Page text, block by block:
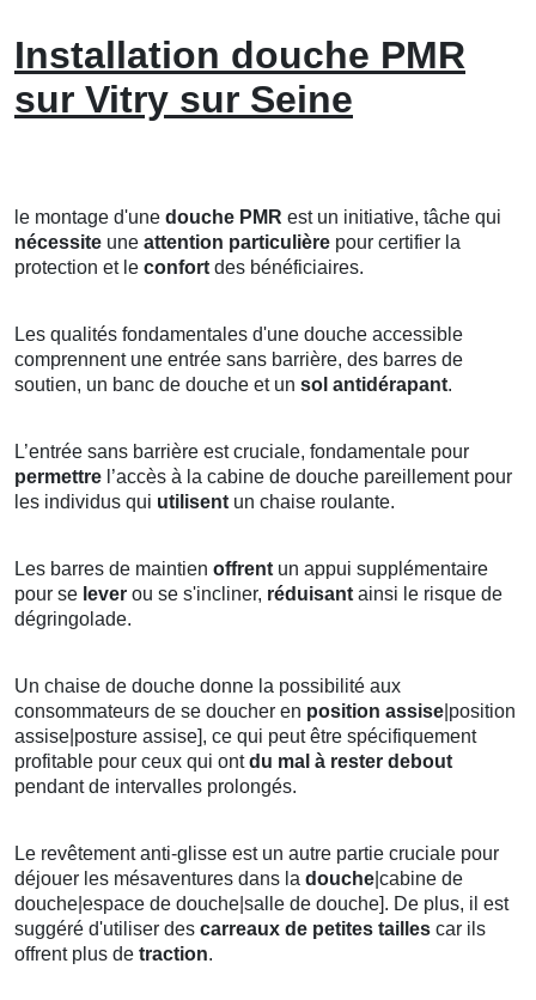
Installation douche PMR
sur Vitry sur Seine
le montage d'une douche PMR est un initiative, tâche qui
nécessite une attention particulière pour certifier la
protection et le confort des bénéficiaires.
Les qualités fondamentales d'une douche accessible
comprennent une entrée sans barrière, des barres de
soutien, un banc de douche et un sol antidérapant.
L’entrée sans barrière est cruciale, fondamentale pour
permettre l’accès à la cabine de douche pareillement pour
les individus qui utilisent un chaise roulante.
Les barres de maintien offrent un appui supplémentaire
pour se lever ou se s'incliner, réduisant ainsi le risque de
dégringolade.
Un chaise de douche donne la possibilité aux
consommateurs de se doucher en position assise |position
assise|posture assise], ce qui peut être spécifiquement
profitable pour ceux qui ontdu mal à rester debout
pendant de intervalles prolongés.
Le revêtement anti-glisse est un autre partie cruciale pour
déjouer les mésaventures dans la douche |cabine de
douche|espace de douche|salle de douche]. De plus, il est
suggéré d'utiliser des carreaux de petites tailles car ils
offrent plus de traction.